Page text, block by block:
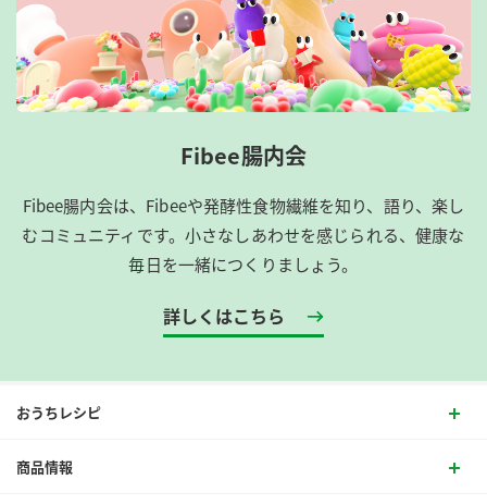
Fibee腸内会
Fibee腸内会は、​Fibeeや発酵性食物繊維を知り、語り、楽し
むコミュニティです。​小さなしあわせを感じられる、健康な
毎日を一緒につくりましょう。
詳しくはこちら
おうちレシピ
商品情報